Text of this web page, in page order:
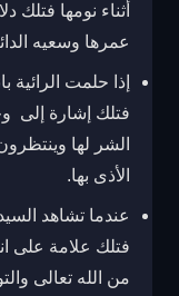
أثناء نومها فتلك
عمرها وسعيه
إذا حلمت
فتلك إشارة إلى
الشر لها
الأذى بها.
عندما تشاهد
فتلك علامة على
من الله تعالى